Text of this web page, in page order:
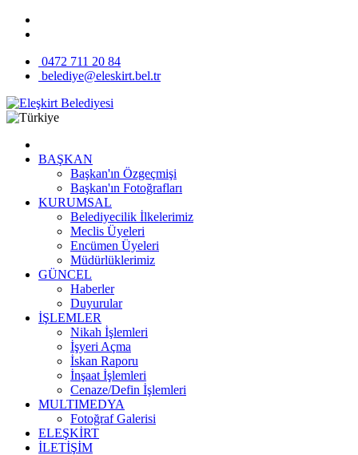
0472 711 20 84
belediye@eleskirt.bel.tr
BAŞKAN
Başkan'ın Özgeçmişi
Başkan'ın Fotoğrafları
KURUMSAL
Belediyecilik İlkelerimiz
Meclis Üyeleri
Encümen Üyeleri
Müdürlüklerimiz
GÜNCEL
Haberler
Duyurular
İŞLEMLER
Nikah İşlemleri
İşyeri Açma
İskan Raporu
İnşaat İşlemleri
Cenaze/Defin İşlemleri
MULTIMEDYA
Fotoğraf Galerisi
ELEŞKİRT
İLETİŞİM